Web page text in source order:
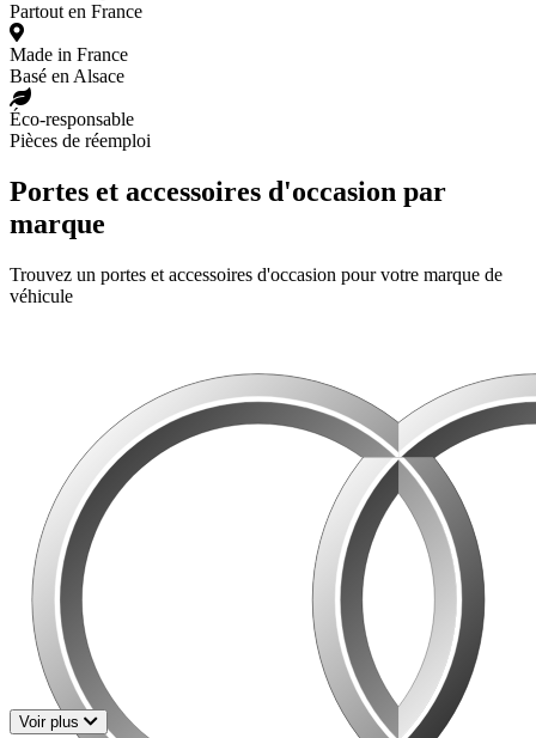
Partout en France
Made in France
Basé en Alsace
Éco-responsable
Pièces de réemploi
Portes et accessoires d'occasion par
marque
Trouvez un portes et accessoires d'occasion pour votre marque de
véhicule
Voir plus